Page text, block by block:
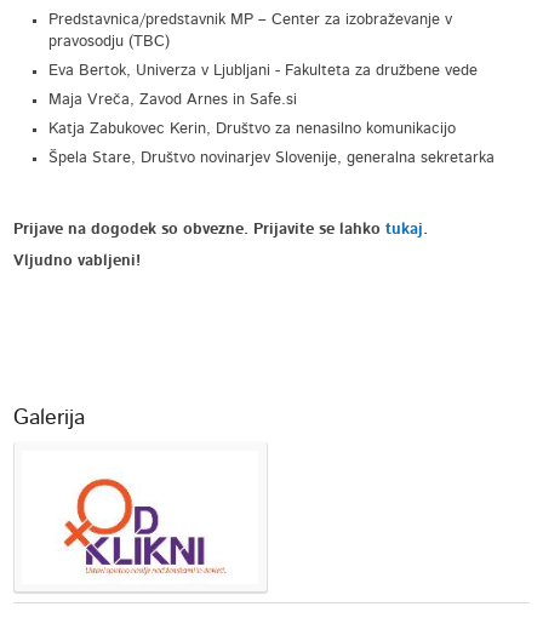
Predstavnica/predstavnik MP – Center za izobraževanje v
pravosodju (TBC)
Eva Bertok, Univerza v Ljubljani - Fakulteta za družbene vede
Maja Vreča, Zavod Arnes in Safe.si
Katja Zabukovec Kerin, Društvo za nenasilno komunikacijo
Špela Stare, Društvo novinarjev Slovenije, generalna sekretarka
Prijave na dogodek so obvezne. Prijavite se lahkotukaj.
Vljudno vabljeni!
Galerija